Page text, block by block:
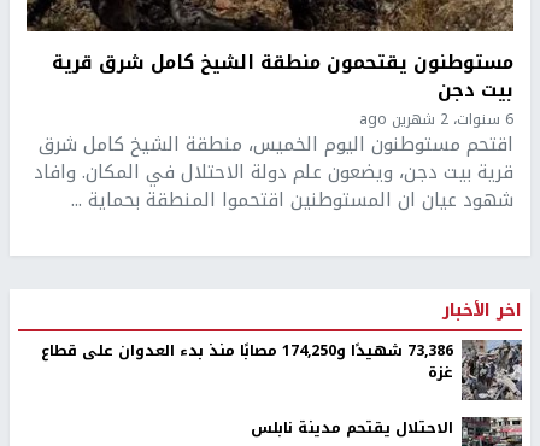
مستوطنون يقتحمون منطقة الشيخ كامل شرق قرية
بيت دجن
6 سنوات، 2 شهرين ago
اقتحم مستوطنون اليوم الخميس، منطقة الشيخ كامل شرق
قرية بيت دجن، ويضعون علم دولة الاحتلال في المكان. وافاد
شهود عيان ان المستوطنين اقتحموا المنطقة بحماية ...
اخر الأخبار
73,386 شهيدًا و174,250 مصابًا منذ بدء العدوان على قطاع
غزة
الاحتلال يقتحم مدينة نابلس